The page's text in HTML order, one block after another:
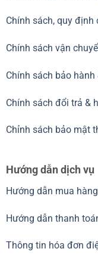
Chính sách, quy định
Chính sách vận
Chính sách bảo hành
Chính sách đổi trả &
Chỉnh sách bảo mật
Hướng dẫn dịch vụ
Hướng dẫn mua hàng
Hướng dẫn thanh
Thông tin hóa đơn